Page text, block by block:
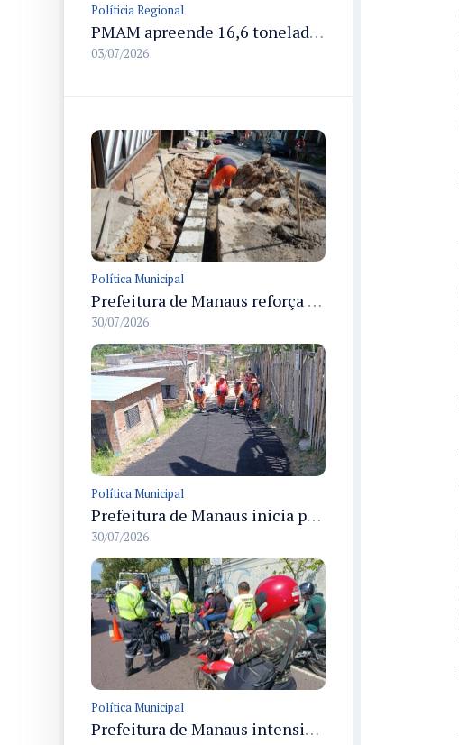
Políticia Regional
PMAM apreende 16,6 toneladas de entorpecentes e registra aumento nas prisões em flagrante e nas capturas de foragidos no primeiro semestre de 2026
03/07/2026
Política Municipal
Prefeitura de Manaus reforça rede de drenagem profunda na rua Rio Sepatini para recuperar via e prevenir erosões
30/07/2026
Política Municipal
Prefeitura de Manaus inicia pavimentação da rua Mamão em Jorge Teixeira e aplica asfalto pela primeira vez
30/07/2026
Política Municipal
Prefeitura de Manaus intensifica operação Mobilidade Segura com fiscalizações em várias vias da cidade